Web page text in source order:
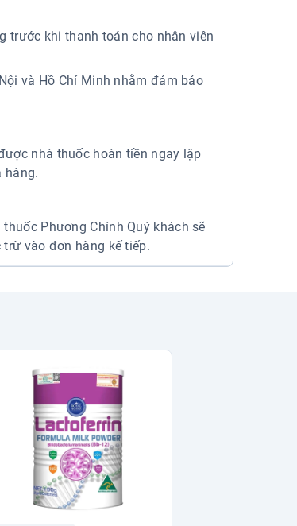
trước khi thanh toán cho nhân viên
và Hồ Chí Minh nhằm đảm bảo
nhà thuốc hoàn tiền ngay lập
hàng.
Phương Chính Quý khách sẽ
vào đơn hàng kế tiếp.